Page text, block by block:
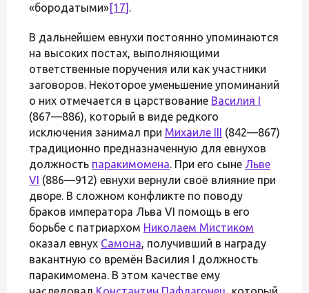
«бородатыми»[17] .
В дальнейшем евнухи постоянно упоминаются
на высоких постах, выполняющими
ответственные поручения или как участники
заговоров. Некоторое уменьшение упоминаний
о них отмечается в царствование Василия I
(867—886), который в виде редкого
исключения занимал при Михаиле III (842—867)
традиционно предназначенную для евнухов
должность паракимомена. При его сыне Льве
VI (886—912) евнухи вернули своё влияние при
дворе. В сложном конфликте по поводу
браков императора Льва VI помощь в его
борьбе с патриархом Николаем Мистиком
оказал евнух Самона, получивший в награду
вакантную со времён Василия I должность
паракимомена. В этом качестве ему